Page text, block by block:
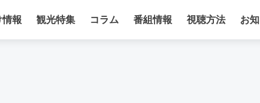
情報 観光特集 コラム 番組情報 視聴方法 お